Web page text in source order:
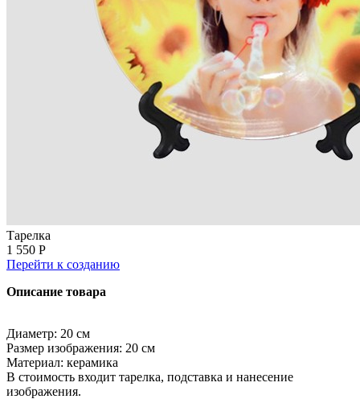
Тарелка
1 550 Р
Перейти к созданию
Описание товара
Диаметр: 20 см
Размер изображения: 20 см
Материал: керамика
В стоимость входит тарелка, подставка и нанесение
изображения.